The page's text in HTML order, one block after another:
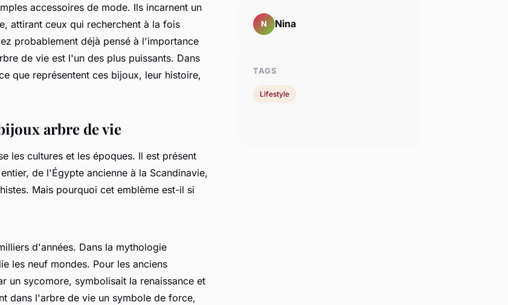
accessoires de mode. Ils incarnent un
attirant ceux qui recherchent à la fois
probablement déjà pensé à l'importance
de vie est l'un des plus puissants. Dans
que représentent ces bijoux, leur histoire,
arbre de vie
les cultures et les époques. Il est présent
de l'Égypte ancienne à la Scandinavie,
Mais pourquoi cet emblème est-il si
d'années. Dans la mythologie
les neuf mondes. Pour les anciens
un sycomore, symbolisait la renaissance et
dans l'arbre de vie un symbole de force,
N Nina
TAGS
Lifestyle